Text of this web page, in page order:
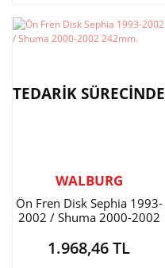
TEDARİK SÜRECİNDE
WALBURG
Ön Fren Disk Sephia 1993-
2002 / Shuma 2000-2002
1.968,46 TL